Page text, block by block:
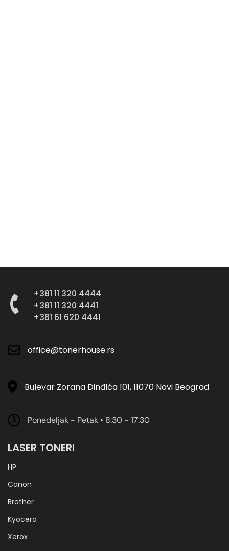
+381 11 320 4444
+381 11 320 4441
+381 61 620 4441
office@tonerhouse.rs
Bulevar Zorana Đinđića 101, 11070 Novi Beograd
Ponedeljak - Petak • 8:30 - 17:30
LASER TONERI
HP
Canon
Brother
Kyocera
Xerox